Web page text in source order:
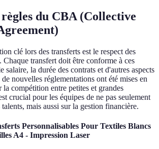
du CBA (Collective
clé lors des transferts est le respect des
transfert doit être conforme à ces
salaire, la durée des contrats et d'autres aspects
de nouvelles réglementations ont été mises en
compétition entre petites et grandes
crucial pour les équipes de ne pas seulement
mais aussi sur la gestion financière.
Personnalisables Pour Textiles Blancs
A4 - Impression Laser